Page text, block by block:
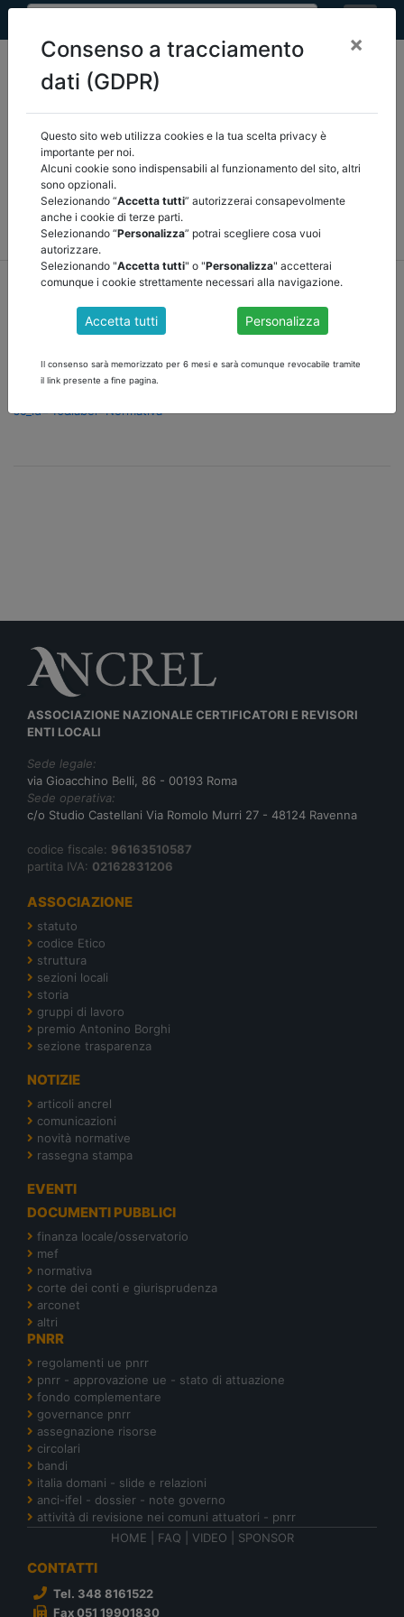
Seleziona una categoria:
COMUNICAZIONI
RASSEGNA STAMPA VEDI TUTTE
home notizie novità normative/torna indietro
Scarica il Decreto Rilancio, la relazione illustrativa ed il relativo
sc_id=46&label=Normativa
ASSOCIAZIONE NAZIONALE CERTIFICATORI E REVISORI
ENTI LOCALI
Sede legale:
via Gioacchino Belli, 86 - 00193 Roma
Sede operativa:
c/o Studio Castellani Via Romolo Murri 27 - 48124 Ravenna
codice fiscale: 96163510587
partita IVA: 02162831206
ASSOCIAZIONE
statuto
codice Etico
struttura
sezioni locali
storia
gruppi di lavoro
premio Antonino Borghi
sezione trasparenza
NOTIZIE
articoli ancrel
comunicazioni
novità normative
rassegna stampa
EVENTI
DOCUMENTI PUBBLICI
finanza locale/osservatorio
mef
normativa
corte dei conti e giurisprudenza
arconet
altri
PNRR
regolamenti ue pnrr
pnrr - approvazione ue - stato di attuazione
fondo complementare
governance pnrr
assegnazione risorse
circolari
bandi
italia domani - slide e relazioni
anci-ifel - dossier - note governo
attività di revisione nei comuni attuatori - pnrr
HOME
FAQ VIDEO SPONSOR
CONTATTI
Tel. 348 8161522
Fax 051 19901830
Consenso a tracciamento
dati (GDPR)
×
Questo sito web utilizza cookies e la tua scelta privacy è
importante per noi.
Alcuni cookie sono indispensabili al funzionamento del sito, altri
sono opzionali.
Selezionando “Accetta tutti” autorizzerai consapevolmente
anche i cookie di terze parti.
Selezionando “Personalizza” potrai scegliere cosa vuoi
autorizzare.
Selezionando "Accetta tutti" o "Personalizza" accetterai
comunque i cookie strettamente necessari alla navigazione.
Accetta tutti Personalizza
Il consenso sarà memorizzato per 6 mesi e sarà comunque revocabile tramite
il link presente a fine pagina.